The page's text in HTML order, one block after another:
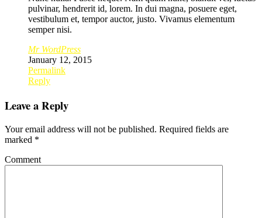
pulvinar, hendrerit id, lorem. In dui magna, posuere eget,
vestibulum et, tempor auctor, justo. Vivamus elementum
semper nisi.
Mr WordPress
January 12, 2015
Permalink
Reply
Leave a Reply
Your email address will not be published. Required fields are
marked *
Comment